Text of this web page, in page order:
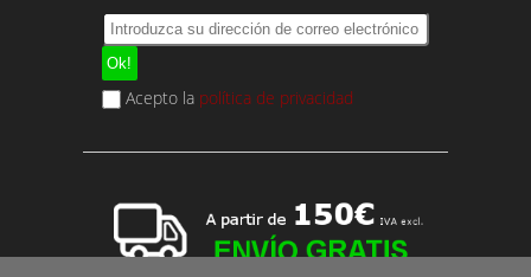
Acepto la política de privacidad